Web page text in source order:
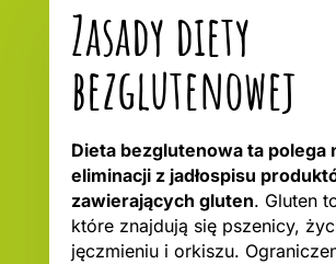
Zasady diety
bezglutenowej
Dieta bezglutenowa ta polega
eliminacji z jadłospisu
zawierających gluten. Gluten
które znajdują się pszenicy,
jęczmieniu i orkiszu.